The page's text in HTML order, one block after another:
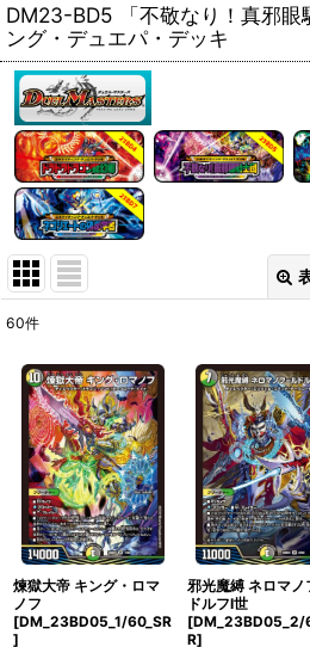
DM23-BD5 「不敬なり！真邪眼
ング・デュエパ・デッキ
在庫あり
並び順:
絞り込む
60件
煉獄大帝 キング・ロマ
ノフ
[DM_23BD05_1/60_SR
]
邪光魔縛 ネロマノ
ドルフI世
[DM_23BD05_2/
R]